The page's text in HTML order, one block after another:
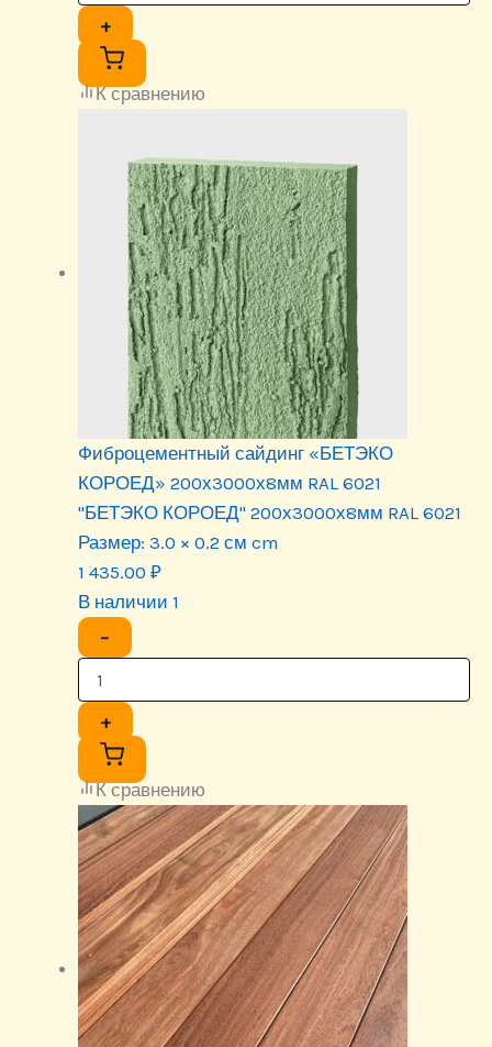
+
К сравнению
Фиброцементный сайдинг «БЕТЭКО
КОРОЕД» 200х3000х8мм RAL 6021
"БЕТЭКО КОРОЕД" 200х3000х8мм RAL 6021
Размер: 3.0 × 0.2 см cm
1 435.00 ₽
В наличии 1
−
+
К сравнению